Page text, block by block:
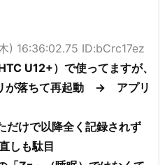
) 16:36:02.75 ID:bCrc17ez
U12+）で使ってますが、
が落ちて再起動 → アプリ
だけで以降全く記録されず
しも駄目